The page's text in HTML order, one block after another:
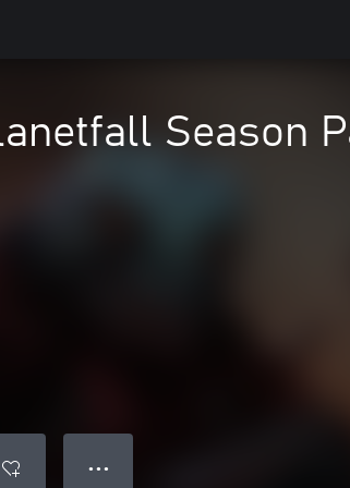
Season
● ● ●